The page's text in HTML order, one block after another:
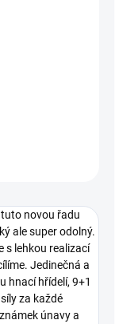
novou řadu
ale super odolný.
s lehkou realizací
Jedinečná a
hnací hřídelí, 9+1
za každé
únavy a